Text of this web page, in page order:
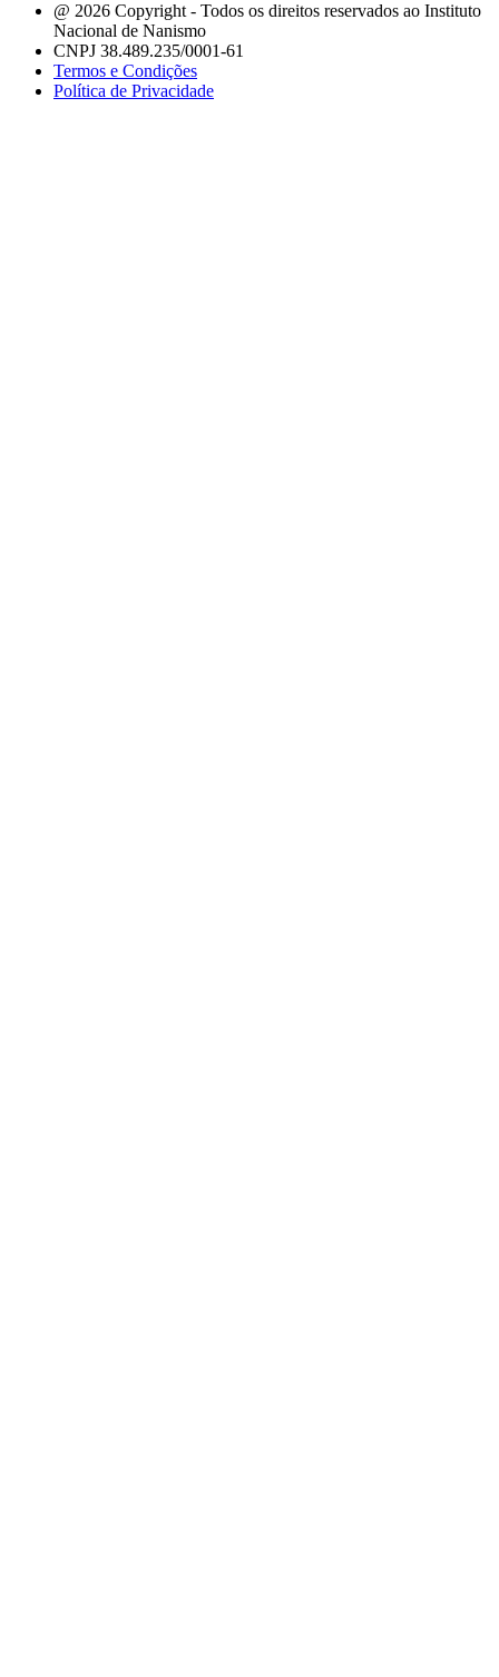
@ 2026 Copyright - Todos os direitos reservados ao Instituto
Nacional de Nanismo
CNPJ 38.489.235/0001-61
Termos e Condições
Política de Privacidade